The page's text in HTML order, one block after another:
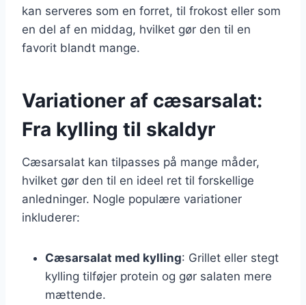
kan serveres som en forret, til frokost eller som
en del af en middag, hvilket gør den til en
favorit blandt mange.
Variationer af cæsarsalat:
Fra kylling til skaldyr
Cæsarsalat kan tilpasses på mange måder,
hvilket gør den til en ideel ret til forskellige
anledninger. Nogle populære variationer
inkluderer:
Cæsarsalat med kylling: Grillet eller stegt
kylling tilføjer protein og gør salaten mere
mættende.